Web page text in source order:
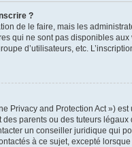
?
de le faire, mais les
qui ne sont pas disponibles
d’utilisateurs, etc.
Privacy and Protection Act »)
parents ou des tuteurs
un conseiller juridique qui
à ce sujet, excepté